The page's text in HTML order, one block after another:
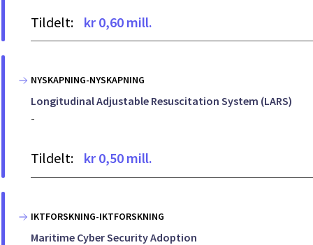
Tildelt: kr 0,60 mill.
NYSKAPNING-NYSKAPNING
Longitudinal Adjustable Resuscitation System (LARS)
-
Tildelt: kr 0,50 mill.
IKTFORSKNING-IKTFORSKNING
Maritime Cyber Security Adoption